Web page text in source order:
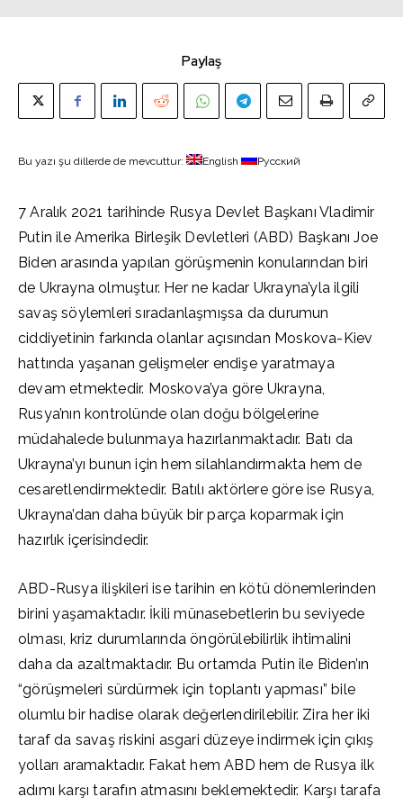
Paylaş
Bu yazı şu dillerde de mevcuttur: English Русский
7 Aralık 2021 tarihinde Rusya Devlet Başkanı Vladimir
Putin ile Amerika Birleşik Devletleri (ABD) Başkanı Joe
Biden arasında yapılan görüşmenin konularından biri
de Ukrayna olmuştur. Her ne kadar Ukrayna’yla ilgili
savaş söylemleri sıradanlaşmışsa da durumun
ciddiyetinin farkında olanlar açısından Moskova-Kiev
hattında yaşanan gelişmeler endişe yaratmaya
devam etmektedir. Moskova’ya göre Ukrayna,
Rusya’nın kontrolünde olan doğu bölgelerine
müdahalede bulunmaya hazırlanmaktadır. Batı da
Ukrayna’yı bunun için hem silahlandırmakta hem de
cesaretlendirmektedir. Batılı aktörlere göre ise Rusya,
Ukrayna’dan daha büyük bir parça koparmak için
hazırlık içerisindedir.
ABD-Rusya ilişkileri ise tarihin en kötü dönemlerinden
birini yaşamaktadır. İkili münasebetlerin bu seviyede
olması, kriz durumlarında öngörülebilirlik ihtimalini
daha da azaltmaktadır. Bu ortamda Putin ile Biden’ın
“görüşmeleri sürdürmek için toplantı yapması” bile
olumlu bir hadise olarak değerlendirilebilir. Zira her iki
taraf da savaş riskini asgari düzeye indirmek için çıkış
yolları aramaktadır. Fakat hem ABD hem de Rusya ilk
adımı karşı tarafın atmasını beklemektedir. Karşı tarafa